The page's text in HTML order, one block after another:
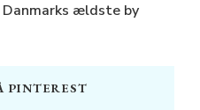
ældste by
PINTEREST